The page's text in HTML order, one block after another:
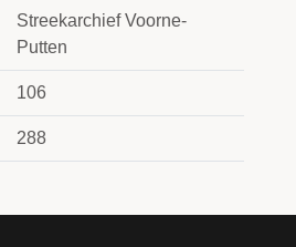
Streekarchief Voorne-
Putten
106
288